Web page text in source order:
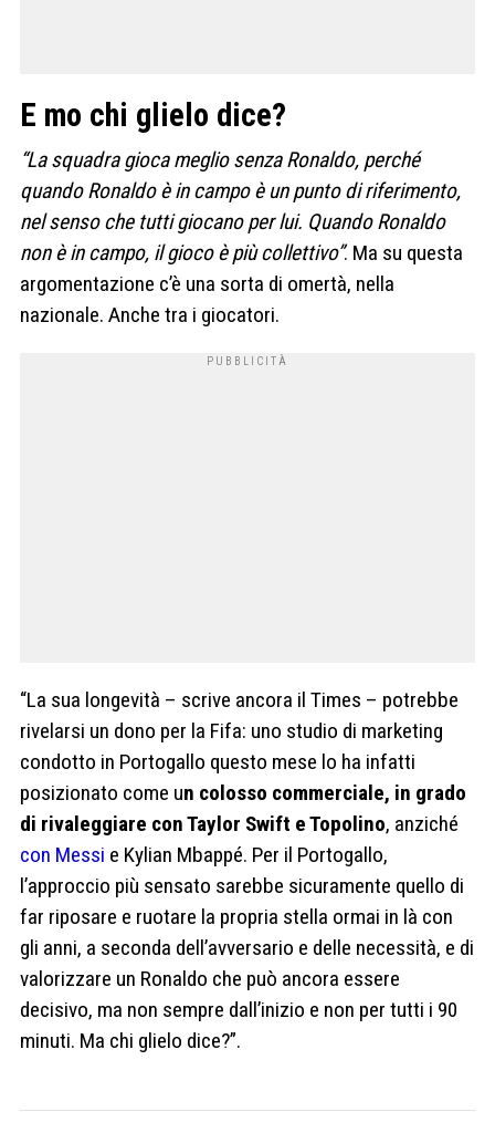
E mo chi glielo dice?
“La squadra gioca meglio senza Ronaldo, perché
quando Ronaldo è in campo è un punto di riferimento,
nel senso che tutti giocano per lui. Quando Ronaldo
non è in campo, il gioco è più collettivo”. Ma su questa
argomentazione c’è una sorta di omertà, nella
nazionale. Anche tra i giocatori.
“La sua longevità – scrive ancora il Times – potrebbe
rivelarsi un dono per la Fifa: uno studio di marketing
condotto in Portogallo questo mese lo ha infatti
posizionato come un colosso commerciale, in grado
di rivaleggiare con Taylor Swift e Topolino, anziché
con Messi e Kylian Mbappé. Per il Portogallo,
l’approccio più sensato sarebbe sicuramente quello di
far riposare e ruotare la propria stella ormai in là con
gli anni, a seconda dell’avversario e delle necessità, e di
valorizzare un Ronaldo che può ancora essere
decisivo, ma non sempre dall’inizio e non per tutti i 90
minuti. Ma chi glielo dice?”.